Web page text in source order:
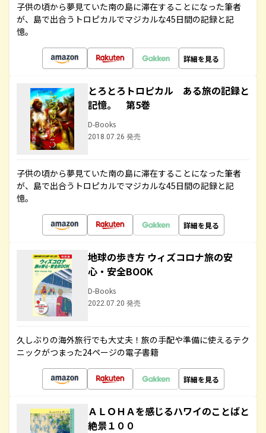
子供の頃から夢見ていた南の島に滞在することになった筆者
が、島で出合うトロピカルでマジカルな45日間の記録と記
憶。
詳細を見る
とろとろトロピカル ある旅の記録と
記憶。 第5巻
D-Books
2018.07.26 発売
子供の頃から夢見ていた南の島に滞在することになった筆者
が、島で出合うトロピカルでマジカルな45日間の記録と記
憶。
詳細を見る
地球の歩き方 ウィズコロナ旅の安
心・安全BOOK
D-Books
2022.07.20 発売
久しぶりの海外旅行でも大丈夫！旅の手配や準備に使えるテク
ニックがつまった24ページの電子書籍
詳細を見る
ＡＬＯＨＡを感じるハワイのことばと
絶景１００